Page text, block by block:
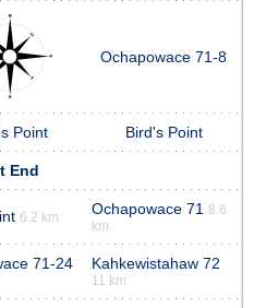
Ochapowace 71-8
Point Bird's Point
End
6.2 km Ochapowace 71
8.6
km
71-24 Kahkewistahaw 72
11 km